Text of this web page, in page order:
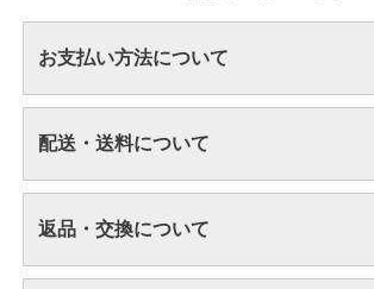
お支払い方法について
配送・送料について
返品・交換について